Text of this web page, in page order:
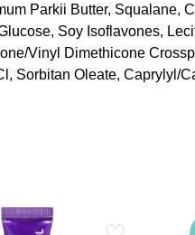
Parkii Butter, Squalane,
Soy Isoflavones,
Vinyl Dimethicone
Sorbitan Oleate, Caprylyl/